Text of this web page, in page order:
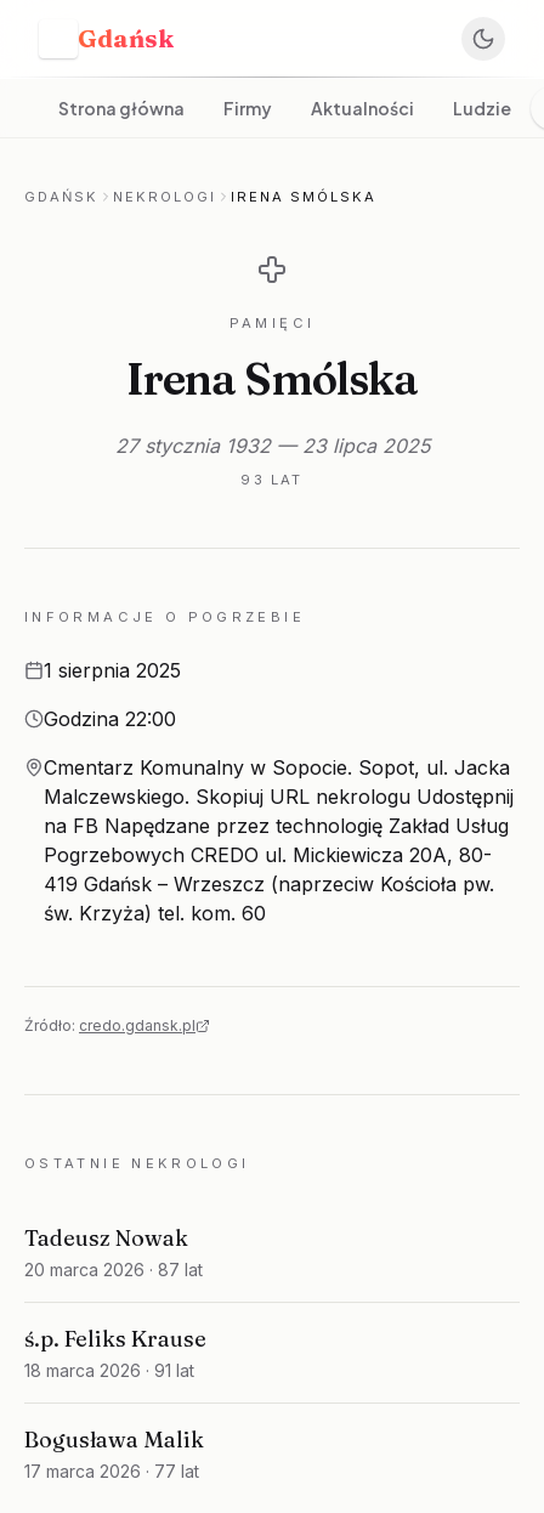
Gdańsk
Strona główna Firmy Aktualności Ludzie
GDAŃSK NEKROLOGI IRENA SMÓLSKA
PAMIĘCI
Irena Smólska
27 stycznia 1932 — 23 lipca 2025
93 LAT
INFORMACJE O POGRZEBIE
Data1 sierpnia 2025
Godzina
Godzina 22:00
Miejsce
Cmentarz Komunalny w Sopocie. Sopot, ul. Jacka
Malczewskiego. Skopiuj URL nekrologu Udostępnij
na FB Napędzane przez technologię Zakład Usług
Pogrzebowych CREDO ul. Mickiewicza 20A, 80-
419 Gdańsk – Wrzeszcz (naprzeciw Kościoła pw.
św. Krzyża) tel. kom. 60
Źródło: credo.gdansk.pl
OSTATNIE NEKROLOGI
Tadeusz Nowak
20 marca 2026 · 87 lat
ś.p. Feliks Krause
18 marca 2026 · 91 lat
Bogusława Malik
17 marca 2026 · 77 lat